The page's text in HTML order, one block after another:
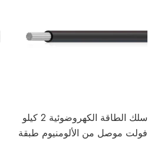
سلك الطاقة الكهروضوئية 2 كيلو
فولت موصل من الألومنيوم طبقة